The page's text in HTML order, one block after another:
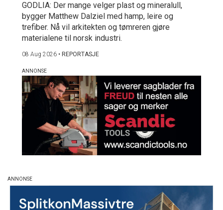
GODLIA: Der mange velger plast og mineralull,
bygger Matthew Dalziel med hamp, leire og
trefiber. Nå vil arkitekten og tømreren gjøre
materialene til norsk industri.
08 Aug 2026 • REPORTASJE